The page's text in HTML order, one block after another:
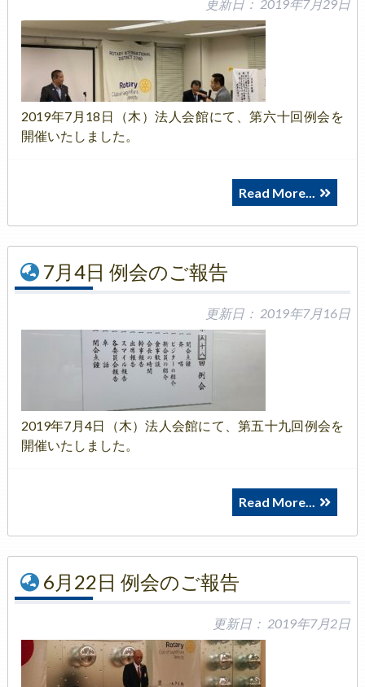
更新日： 2019年7月29日
2019年7月18日（木）法人会館にて、第六十回例会を
開催いたしました。
Read More...
7月4日 例会のご報告
更新日： 2019年7月16日
2019年7月4日（木）法人会館にて、第五十九回例会を
開催いたしました。
Read More...
6月22日 例会のご報告
更新日： 2019年7月2日